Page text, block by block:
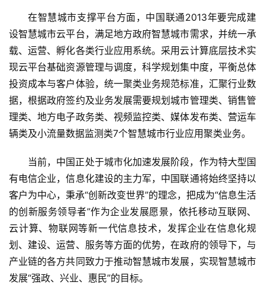
在智慧城市支撑平台方面，中国联通2013年要完成建
设智慧城市云平台，满足地方政府智慧城市需求，并统一承
载、运营、孵化各类行业应用系统。采用云计算底层技术实
现云平台基础资源管理与调度，科学规划集中度，平衡总体
投资成本与客户体验，统一聚类业务规范标准，汇聚行业数
据，根据政府签约及业务发展需要规划城市管理类、销售管
理类、地方电子政务类、视频监控类、媒体发布类、营运车
辆类及小流量数据监测类7个智慧城市行业应用聚类业务。
当前，中国正处于城市化加速发展阶段，作为特大型国
有电信企业，信息化建设的主力军，中国联通将始终坚持以
客户为中心，秉承“创新改变世界”的理念，把成为“信息生活
的创新服务领导者”作为企业发展愿景，依托移动互联网、
云计算、物联网等新一代信息技术，发挥企业在信息化规
划、建设、运营、服务等方面的优势，在政府的领导下，与
产业链的各方共同致力于推动智慧城市发展，实现智慧城市
发展“强政、兴业、惠民”的目标。